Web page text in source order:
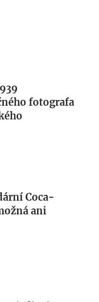
fotografa
Coca-
ani